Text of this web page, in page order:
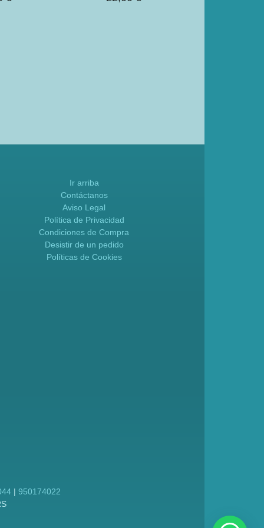
Ir arriba
Contáctanos
Aviso Legal
Política de Privacidad
Condiciones de Compra
Desistir de un pedido
Políticas de Cookies
|950174022